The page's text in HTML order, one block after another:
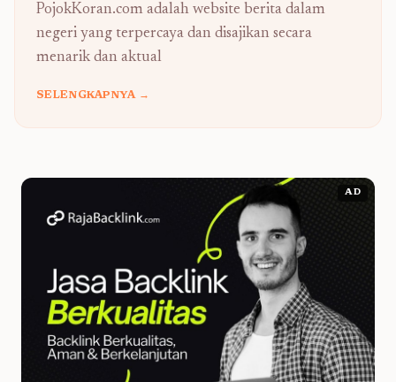
PojokKoran.com adalah website berita dalam
negeri yang terpercaya dan disajikan secara
menarik dan aktual
SELENGKAPNYA →
AD